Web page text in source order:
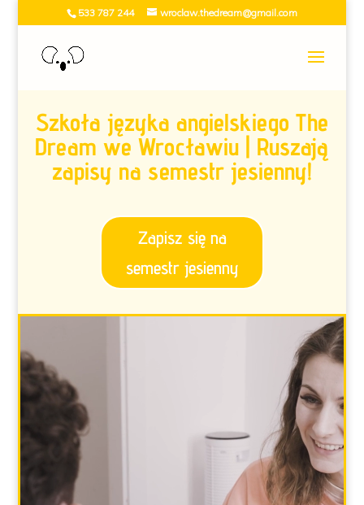
533 787 244 wroclaw.thedream@gmail.com
Szkoła języka angielskiego The
Dream we Wrocławiu | Ruszają
zapisy na semestr jesienny!
Zapisz się na
semestr jesienny